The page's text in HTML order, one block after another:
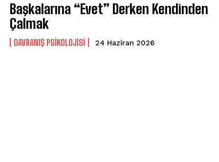
Başkalarına “Evet” Derken Kendinden
Çalmak
DAVRANIŞ PSIKOLOJISI 24 Haziran 2026